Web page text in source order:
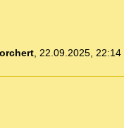
, 22.09.2025, 22:14